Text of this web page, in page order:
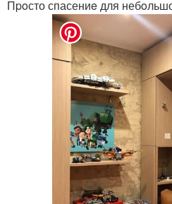
Пpoсто спасениe для